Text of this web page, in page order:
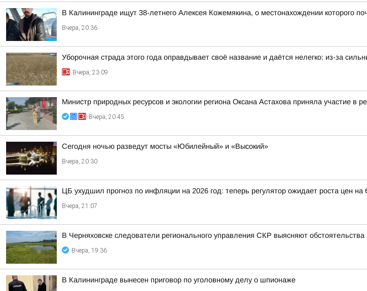
В Калининграде ищут 38-летнего Алексея Кожемякина, о местонахождении которого
Вчера, 20:36
Уборочная страда этого года оправдывает своё название и даётся нелегко: из-за
Вчера, 23:09
Министр природных ресурсов и экологии региона Оксана Астахова приняла участие
Вчера, 20:45
Сегодня ночью разведут мосты «Юбилейный» и «Высокий»
Вчера, 20:30
ЦБ ухудшил прогноз по инфляции на 2026 год: теперь регулятор ожидает роста цен
Вчера, 21:07
В Черняховске следователи регионального управления СКР выясняют
Вчера, 19:36
В Калининграде вынесен приговор по уголовному делу о шпионаже